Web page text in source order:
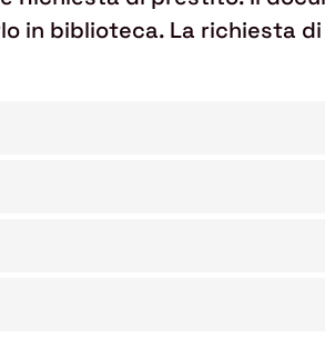
in biblioteca. La richiesta